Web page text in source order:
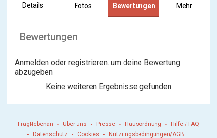
Details Fotos Bewertungen Mehr
Bewertungen
Anmelden oder registrieren, um deine Bewertung
abzugeben
Keine weiteren Ergebnisse gefunden
FragNebenan Über uns Presse Hausordnung
Hilfe / FAQ
Datenschutz
Cookies
Nutzungsbedingungen/AGB